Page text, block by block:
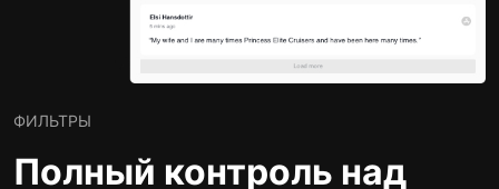
ФИЛЬТРЫ
Полный контроль над